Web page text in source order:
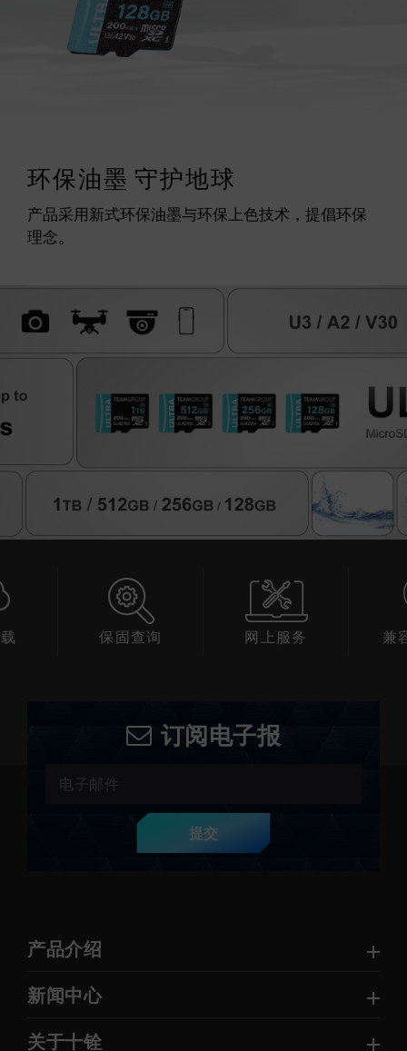
环保油墨 守护地球
产品采用新式环保油墨与环保上色技术，提倡环保
理念。
保固查询 网上服务 兼
订阅电子报
提交
产品介绍
新闻中心
关于十铨